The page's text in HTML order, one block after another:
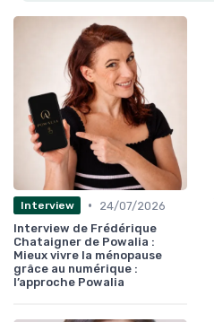
Interview •
24/07/2026
Interview de Frédérique
Chataigner de Powalia :
Mieux vivre la ménopause
grâce au numérique :
l’approche Powalia